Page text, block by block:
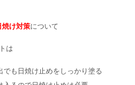
焼け対策について
は
でも日焼け止めをしっかり塗る